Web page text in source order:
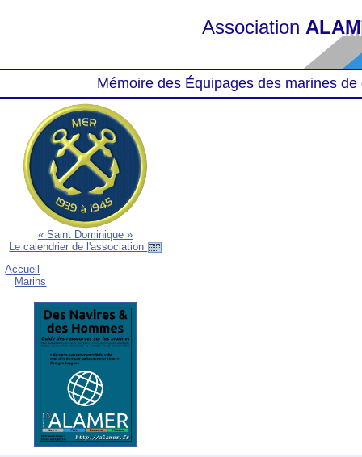
Association
Mémoire des Équipages des marines
« Saint Dominique »
Le calendrier de l'association
Accueil
Marins